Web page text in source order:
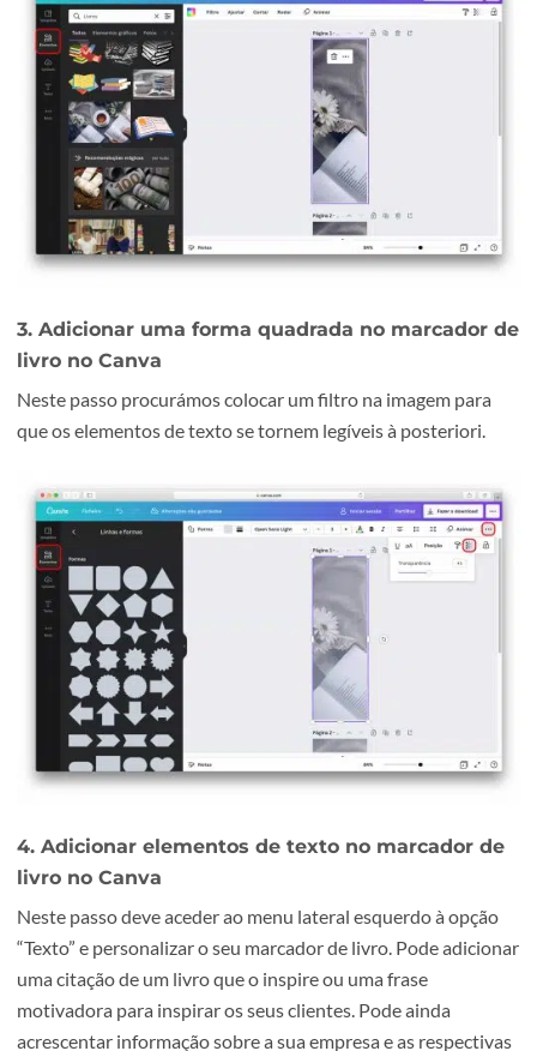
2. Adicionar imagem de fundo no Canva
De seguida deve pesquisar no menu lateral esquerdo na
opção “Elementos” a imagem para o fundo do seu
de livro. Basta escrever o termo que pretende, no
procurado o termo “livros”. Redimensione a imagem para
preencher toda a peça gráfica.
3. Adicionar uma forma quadrada no
livro no Canva
Neste passo procurámos colocar um filtro na imagem
que os elementos de texto se tornem legíveis à